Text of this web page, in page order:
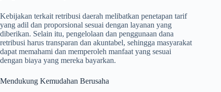
Kebijakan terkait retribusi daerah melibatkan penetapan tarif
yang adil dan proporsional sesuai dengan layanan yang
diberikan. Selain itu, pengelolaan dan penggunaan dana
retribusi harus transparan dan akuntabel, sehingga masyarakat
dapat memahami dan memperoleh manfaat yang sesuai
dengan biaya yang mereka bayarkan.
Mendukung Kemudahan Berusaha